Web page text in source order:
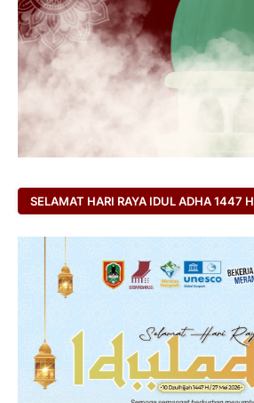
SELAMAT HARI RAYA IDUL ADHA 1447 H